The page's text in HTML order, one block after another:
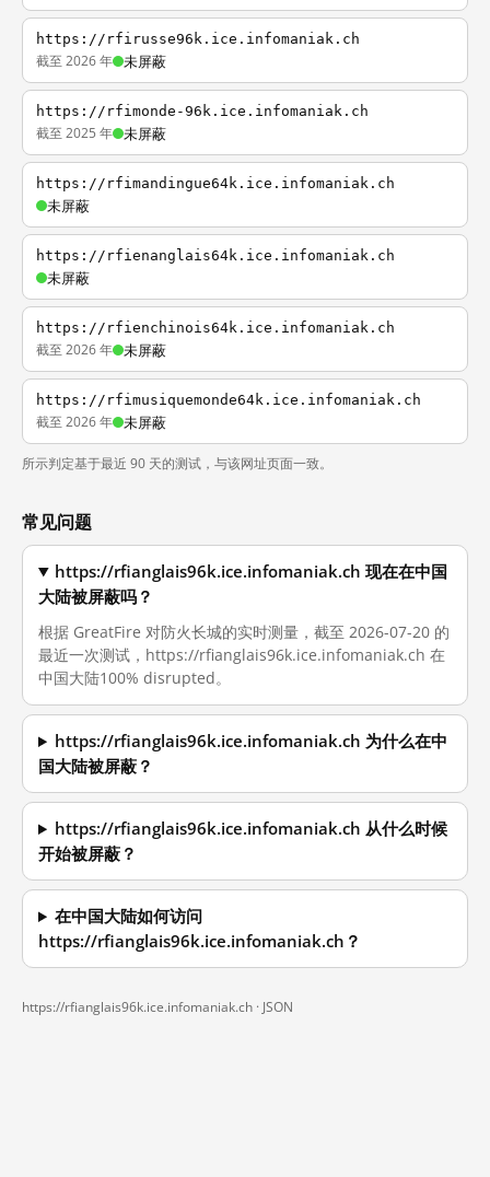
https://rfirusse96k.ice.infomaniak.ch
截至 2026 年 未屏蔽
https://rfimonde-96k.ice.infomaniak.ch
截至 2025 年 未屏蔽
https://rfimandingue64k.ice.infomaniak.ch
未屏蔽
https://rfienanglais64k.ice.infomaniak.ch
未屏蔽
https://rfienchinois64k.ice.infomaniak.ch
截至 2026 年 未屏蔽
https://rfimusiquemonde64k.ice.infomaniak.ch
截至 2026 年 未屏蔽
所示判定基于最近 90 天的测试，与该网址页面一致。
常见问题
https://rfianglais96k.ice.infomaniak.ch 现在在中国
大陆被屏蔽吗？
根据 GreatFire 对防火长城的实时测量，截至 2026-07-20 的
最近一次测试，https://rfianglais96k.ice.infomaniak.ch 在
中国大陆100% disrupted。
https://rfianglais96k.ice.infomaniak.ch 为什么在中
国大陆被屏蔽？
https://rfianglais96k.ice.infomaniak.ch 从什么时候
开始被屏蔽？
在中国大陆如何访问
https://rfianglais96k.ice.infomaniak.ch？
https://rfianglais96k.ice.infomaniak.ch · JSON